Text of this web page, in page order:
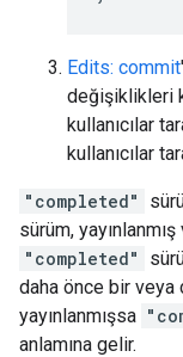
Edits: commit
değişiklikleri
kullanıcılar
kullanıcılar
"completed"
sürüm,
"completed"
daha önce bir veya
yayınlanmışsa
anlamına gelir.